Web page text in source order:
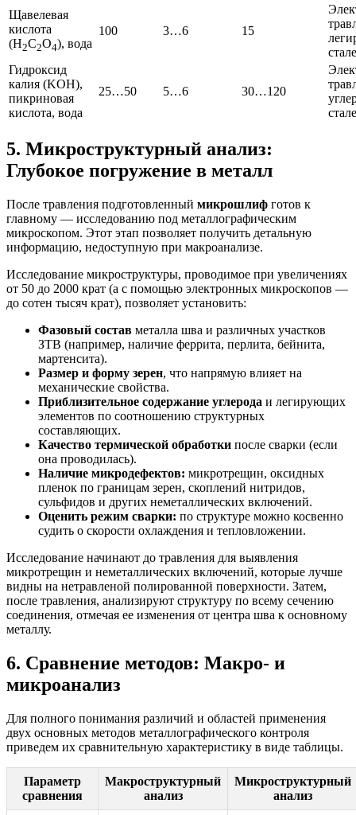
Щавелевая
кислота
(H2C2O4), вода
100 3…6 15
Гидроксид
калия (KOH),
пикриновая
кислота, вода
25…50 5…6 30…120
5. Микроструктурный анализ:
Глубокое погружение в металл
После травления подготовленный микрошлиф готов к
главному — исследованию под металлографическим
микроскопом. Этот этап позволяет получить детальную
информацию, недоступную при макроанализе.
Исследование микроструктуры, проводимое при увеличениях
от 50 до 2000 крат (а с помощью электронных микроскопов —
до сотен тысяч крат), позволяет установить:
Фазовый состав металла шва и различных участков
ЗТВ (например, наличие феррита, перлита, бейнита,
мартенсита).
Размер и форму зерен, что напрямую влияет на
механические свойства.
Приблизительное содержание углерода и легирующих
элементов по соотношению структурных
составляющих.
Качество термической обработки после сварки (если
она проводилась).
Наличие микродефектов: микротрещин, оксидных
пленок по границам зерен, скоплений нитридов,
сульфидов и других неметаллических включений.
Оценить режим сварки: по структуре можно косвенно
судить о скорости охлаждения и тепловложении.
Исследование начинают до травления для выявления
микротрещин и неметаллических включений, которые лучше
видны на нетравленой полированной поверхности. Затем,
после травления, анализируют структуру по всему сечению
соединения, отмечая ее изменения от центра шва к основному
металлу.
6. Сравнение методов: Макро- и
микроанализ
Для полного понимания различий и областей применения
двух основных методов металлографического контроля
приведем их сравнительную характеристику в виде таблицы.
Параметр
сравнения
Макроструктурный
анализ
Микроструктурный
анализ